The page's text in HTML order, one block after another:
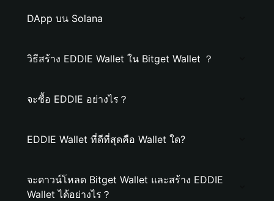
DApp บน Solana
วิธีสร้าง EDDIE Wallet ใน Bitget Wallet ？
จะซื้อ EDDIE อย่างไร？
EDDIE Wallet ที่ดีที่สุดคือ Wallet ใด?
จะดาวน์โหลด Bitget Wallet และสร้าง EDDIE
Wallet ได้อย่างไร？